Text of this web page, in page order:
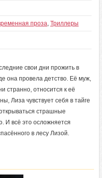
проза, Триллеры
свои дни прожить в
она провела детство. Её муж,
странно, относится к её
Лиза чувствует себя в тайге
страшные
И всё это осложняется
в лесу Лизой.